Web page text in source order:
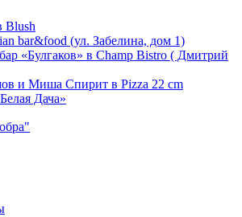
Blush
bar&food (ул. Забелина, дом 1)
«Булгаков» в Champ Bistro ( Дмитрий
и Миша Спирит в Pizza 22 cm
Дача»